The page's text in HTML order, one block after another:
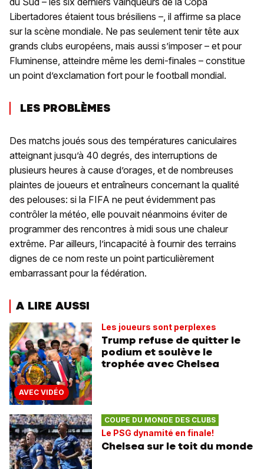
Libertadores étaient tous brésiliens –, il affirme sa place
sur la scène mondiale. Ne pas seulement tenir tête aux
grands clubs européens, mais aussi s’imposer – et pour
Fluminense, atteindre même les demi-finales – constitue
un point d’exclamation fort pour le football mondial.
LES PROBLÈMES
Des matchs joués sous des températures caniculaires
atteignant jusqu’à 40 degrés, des interruptions de
plusieurs heures à cause d’orages, et de nombreuses
plaintes de joueurs et entraîneurs concernant la qualité
des pelouses: si la FIFA ne peut évidemment pas
contrôler la météo, elle pouvait néanmoins éviter de
programmer des rencontres à midi sous une chaleur
extrême. Par ailleurs, l’incapacité à fournir des terrains
dignes de ce nom reste un point particulièrement
embarrassant pour la fédération.
A LIRE AUSSI
AVEC VIDÉO
Les joueurs sont perplexes
Trump refuse de quitter le
podium et soulève le
trophée avec Chelsea
COUPE DU MONDE DES CLUBS
Le PSG dynamité en finale!
Chelsea sur le toit du monde